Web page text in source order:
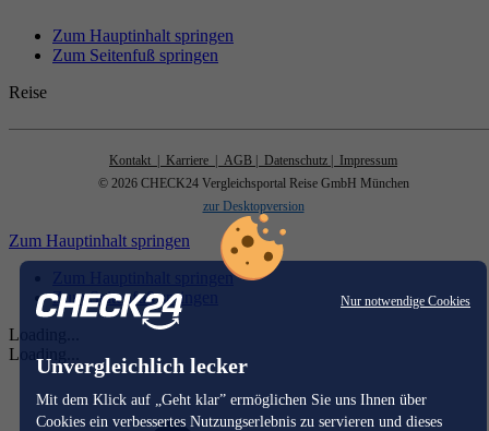
Nur notwendige Cookies
Unvergleichlich lecker
Mit dem Klick auf „Geht klar” ermöglichen Sie uns Ihnen über
Cookies ein verbessertes Nutzungserlebnis zu servieren und dieses
Zum Hauptinhalt springen
Zum Seitenfuß springen
Reise
Kontakt | Karriere | AGB | Datenschutz
| Impressum
© 2026 CHECK24 Vergleichsportal Reise GmbH München
zur Desktopversion
Zum Hauptinhalt springen
Zum Hauptinhalt springen
Zum Seitenfuß springen
Loading...
Loading...